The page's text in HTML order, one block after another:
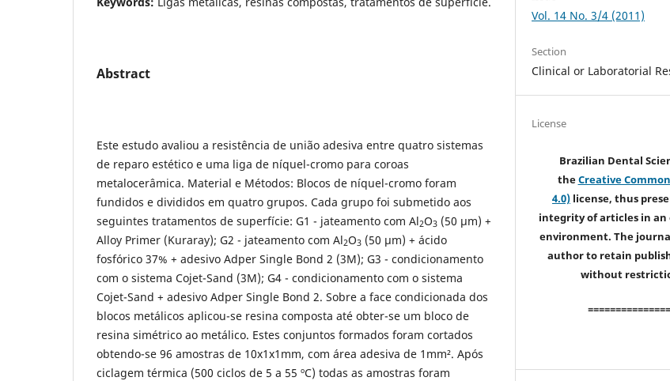
Abstract
Este estudo avaliou a resistência de união adesiva entre quatro sistemas
de reparo estético e uma liga de níquel-cromo para coroas
metalocerâmica. Material e Métodos: Blocos de níquel-cromo foram
fundidos e divididos em quatro grupos. Cada grupo foi submetido aos
seguintes tratamentos de superfície: G1 - jateamento com Al2O3 (50 µm) +
Alloy Primer (Kuraray); G2 - jateamento com Al2O3 (50 µm) + ácido
fosfórico 37% + adesivo Adper Single Bond 2 (3M); G3 - condicionamento
com o sistema Cojet-Sand (3M); G4 - condicionamento com o sistema
Cojet-Sand + adesivo Adper Single Bond 2. Sobre a face condicionada dos
blocos metálicos aplicou-se resina composta até obter-se um bloco de
resina simétrico ao metálico. Estes conjuntos formados foram cortados
obtendo-se 96 amostras de 10x1x1mm, com área adesiva de 1mm². Após
ciclagem térmica (500 ciclos de 5 a 55 ºC) todas as amostras foram
Vol. 14 No. 3/4 (2011)
Section
Clinical or Laboratorial
License
Brazilian Dental
theCreative
4.0) license, thus
integrity of articles in an
environment. The
author to retain
without